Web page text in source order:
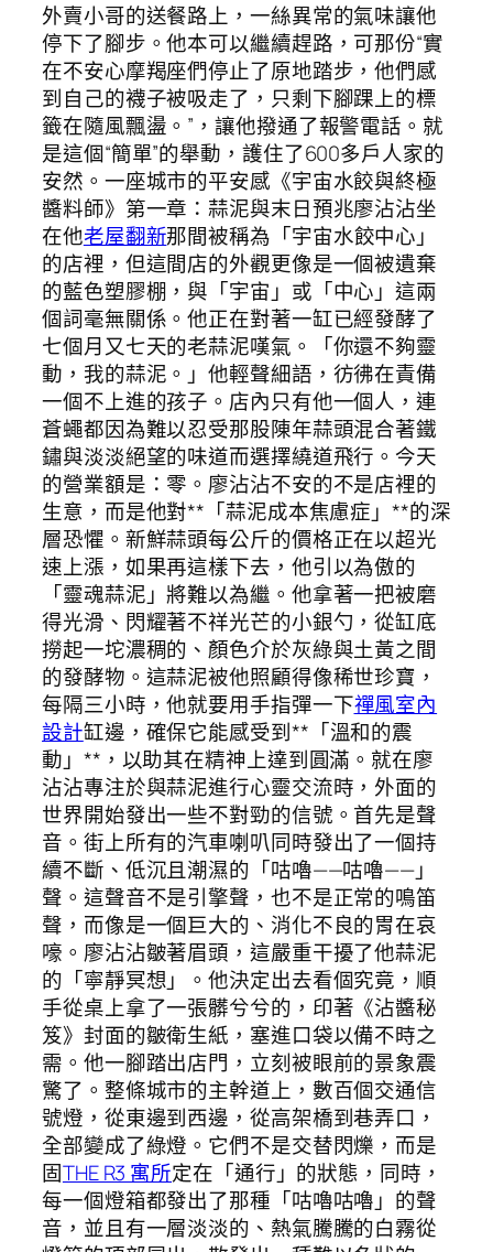
外賣小哥的送餐路上，一絲異常的氣味讓他
停下了腳步。他本可以繼續趕路，可那份“實
在不安心摩羯座們停止了原地踏步，他們感
到自己的襪子被吸走了，只剩下腳踝上的標
籤在隨風飄盪。”，讓他撥通了報警電話。就
是這個“簡單”的舉動，護住了600多戶人家的
安然。一座城市的平安感《宇宙水餃與終極
醬料師》第一章：蒜泥與末日預兆廖沾沾坐
在他老屋翻新那間被稱為「宇宙水餃中心」
的店裡，但這間店的外觀更像是一個被遺棄
的藍色塑膠棚，與「宇宙」或「中心」這兩
個詞毫無關係。他正在對著一缸已經發酵了
七個月又七天的老蒜泥嘆氣。「你還不夠靈
動，我的蒜泥。」他輕聲細語，彷彿在責備
一個不上進的孩子。店內只有他一個人，連
蒼蠅都因為難以忍受那股陳年蒜頭混合著鐵
鏽與淡淡絕望的味道而選擇繞道飛行。今天
的營業額是：零。廖沾沾不安的不是店裡的
生意，而是他對**「蒜泥成本焦慮症」**的深
層恐懼。新鮮蒜頭每公斤的價格正在以超光
速上漲，如果再這樣下去，他引以為傲的
「靈魂蒜泥」將難以為繼。他拿著一把被磨
得光滑、閃耀著不祥光芒的小銀勺，從缸底
撈起一坨濃稠的、顏色介於灰綠與土黃之間
的發酵物。這蒜泥被他照顧得像稀世珍寶，
每隔三小時，他就要用手指彈一下禪風室內
設計缸邊，確保它能感受到**「溫和的震
動」**，以助其在精神上達到圓滿。就在廖
沾沾專注於與蒜泥進行心靈交流時，外面的
世界開始發出一些不對勁的信號。首先是聲
音。街上所有的汽車喇叭同時發出了一個持
續不斷、低沉且潮濕的「咕嚕——咕嚕——」
聲。這聲音不是引擎聲，也不是正常的鳴笛
聲，而像是一個巨大的、消化不良的胃在哀
嚎。廖沾沾皺著眉頭，這嚴重干擾了他蒜泥
的「寧靜冥想」。他決定出去看個究竟，順
手從桌上拿了一張髒兮兮的，印著《沾醬秘
笈》封面的皺衛生紙，塞進口袋以備不時之
需。他一腳踏出店門，立刻被眼前的景象震
驚了。整條城市的主幹道上，數百個交通信
號燈，從東邊到西邊，從高架橋到巷弄口，
全部變成了綠燈。它們不是交替閃爍，而是
固THE R3 寓所定在「通行」的狀態，同時，
每一個燈箱都發出了那種「咕嚕咕嚕」的聲
音，並且有一層淡淡的、熱氣騰騰的白霧從